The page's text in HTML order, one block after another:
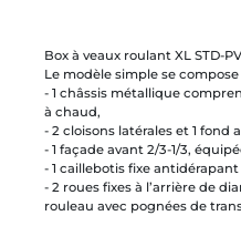
Box à veaux roulant XL STD-
Le modèle simple se compose
- 1 châssis métallique
à chaud,
- 2 cloisons latérales et 1 fond
- 1 façade avant 2/3-1/3,
- 1 caillebotis fixe
- 2 roues fixes à l’arrière de
rouleau avec pognées de